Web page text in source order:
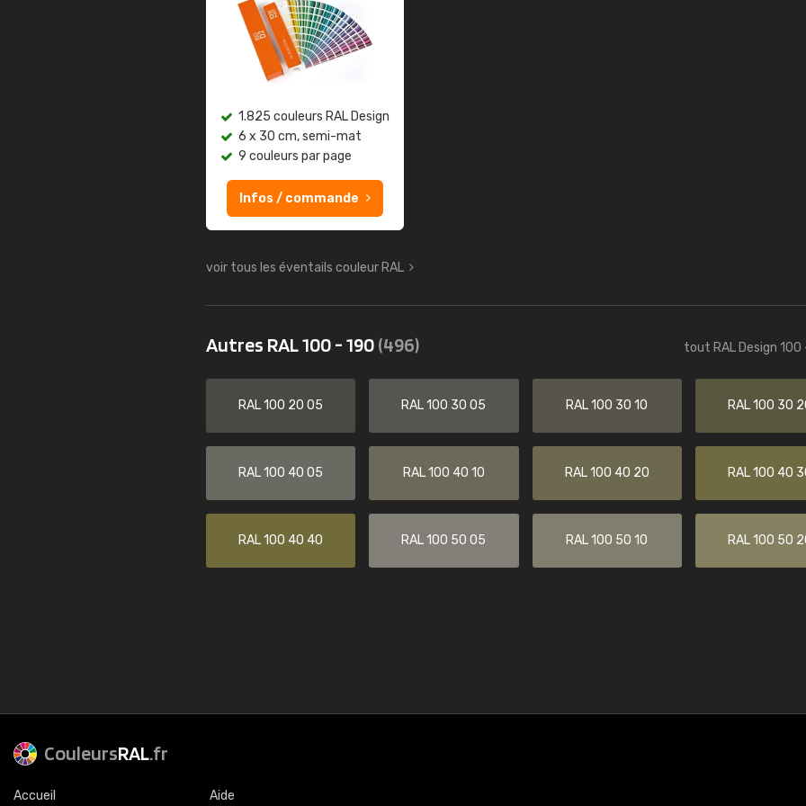
1.825 couleurs RAL Design
6 x 30 cm, semi-mat
9 couleurs par page
Infos / commande
voir tous les éventails couleur RAL
Autres RAL 100 - 190(496) tout RAL Design 100
RAL 100 20 05 RAL 100 30 05 RAL 100 30 10 RAL 100 30
RAL 100 40 05 RAL 100 40 10 RAL 100 40 20 RAL 100 40
RAL 100 40 40 RAL 100 50 05 RAL 100 50 10 RAL 100 50
CouleursRAL.fr
Accueil Aide